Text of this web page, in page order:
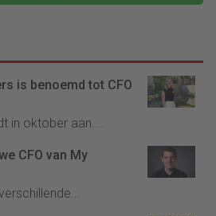
is benoemd tot CFO
in oktober aan....
CFO van My